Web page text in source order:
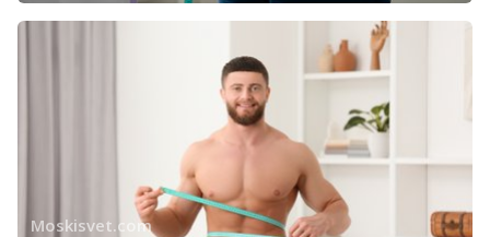
Moskisvet.com